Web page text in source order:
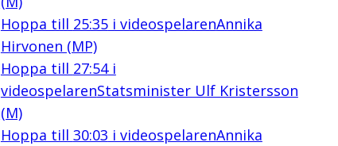
Hoppa till 25:35i videospelarenAnnika
Hirvonen (MP)
Hoppa till 27:54i
videospelarenStatsminister Ulf Kristersson
(M)
Hoppa till 30:03 i videospelarenAnnika